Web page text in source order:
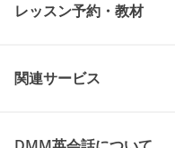
レッスン予約・教材
関連サービス